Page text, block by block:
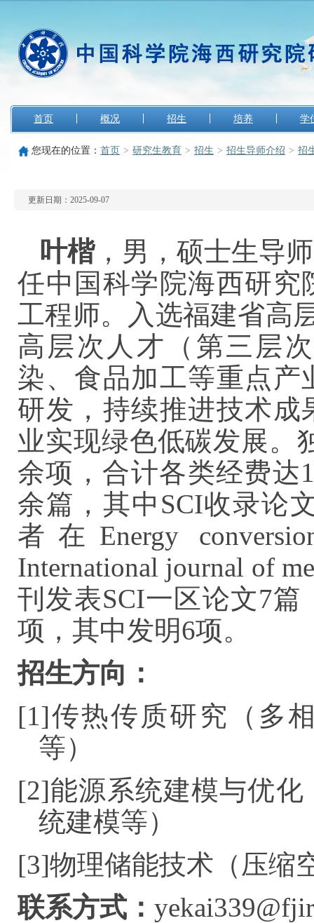
首页 概况 招生 培养 学
您现在的位置： 首页 > 研究生教育 > 招生 > 招生导师介绍 > 招
更新日期：2025-09-07
叶楷，男，硕士生导
任中国科学院海西研究
工程师。入选福建省高
高层次人才（第三层
染、食品加工等重点产
研发，持续推进技术成
业实现绿色低碳发展。
余项，合计各类经费达
余篇，其中SCI收录论
者在Energy
International journal of
刊发表SCI一区论文7
项，其中发明6项。
招生方向：
[1]传热传质研究（多
等）
[2]能源系统建模与优
统建模等）
[3]物理储能技术（压缩
联系方式：